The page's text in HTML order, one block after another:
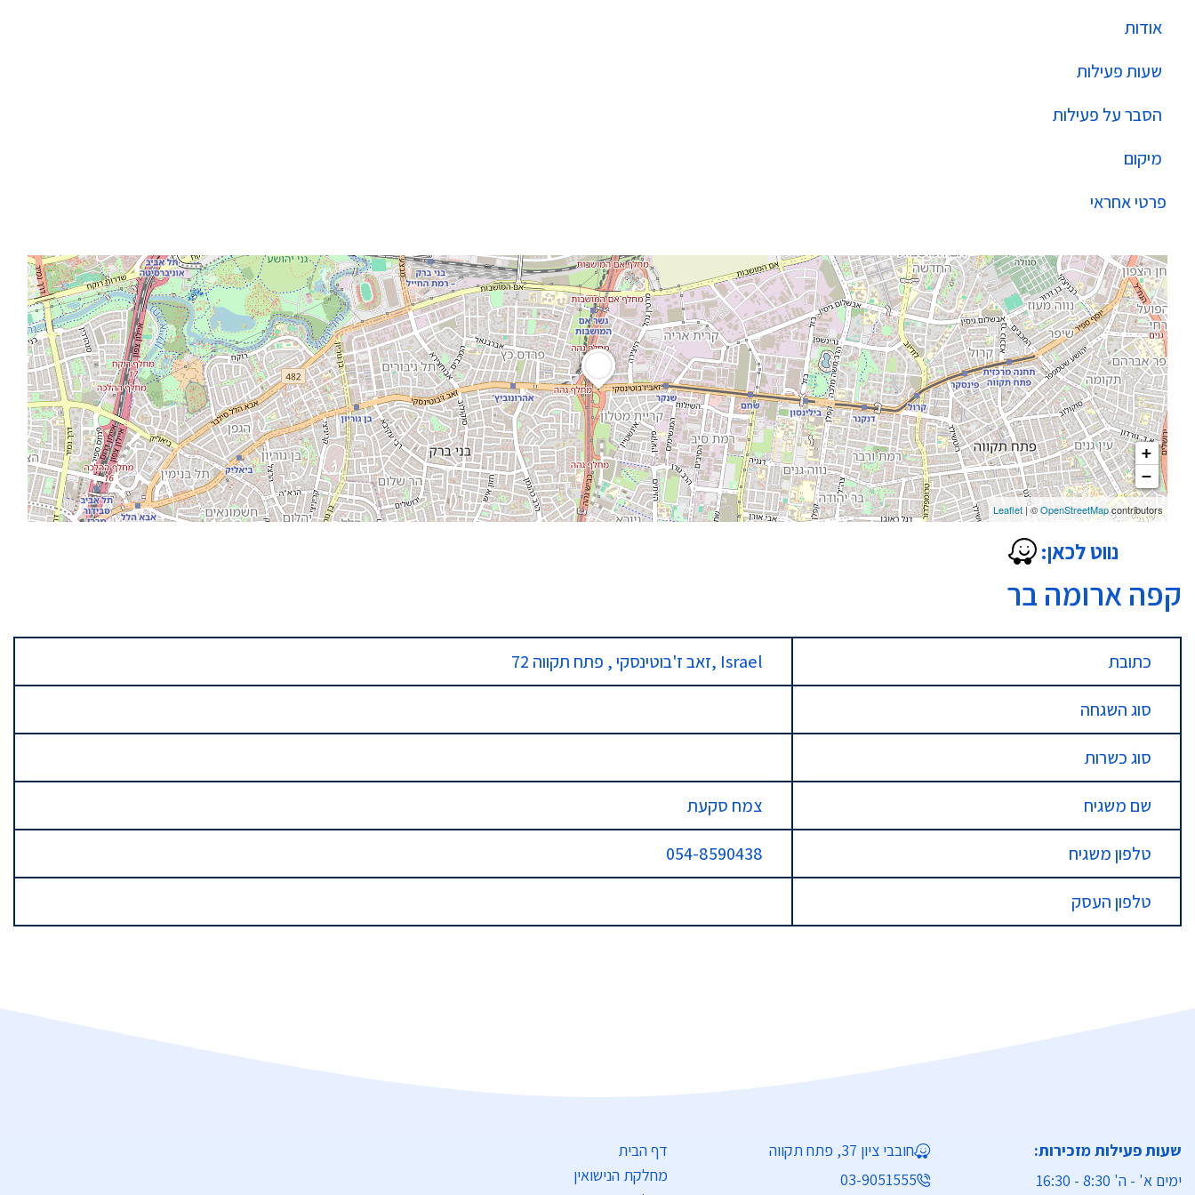
אודות
שעות פעילות
הסבר על פעילות
מיקום
פרטי אחראי
+
−
Leaflet | ©OpenStreetMapcontributors
נווט לכאן:
קפה ארומה בר
כתובת 72 זאב ז'בוטינסקי , פתח תקווה, Israel
סוג השגחה
סוג כשרות
שם משגיח צמח סקעת
טלפון משגיח 054-8590438
טלפון העסק
דף הבית
מחלקת הנישואין
חובבי ציון 37, פתח תקווה
03-9051555
שעות פעילות מזכירות:
ימים א' - ה' 8:30 - 16:30